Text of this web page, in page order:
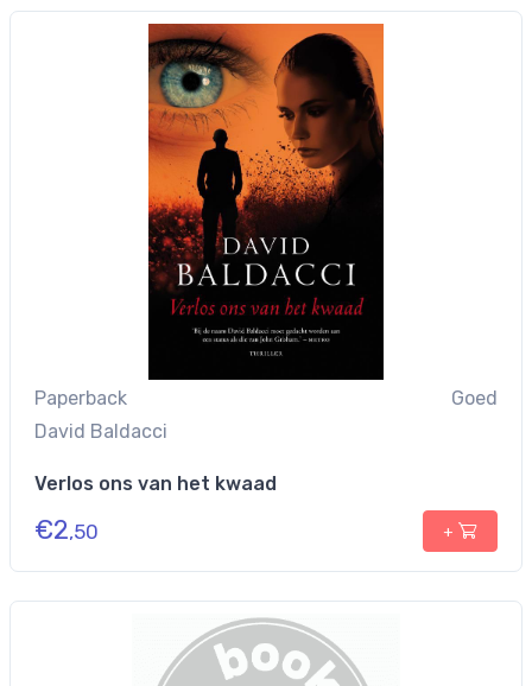
Paperback
Goed
David Baldacci
Verlos ons van het kwaad
€2,50 +